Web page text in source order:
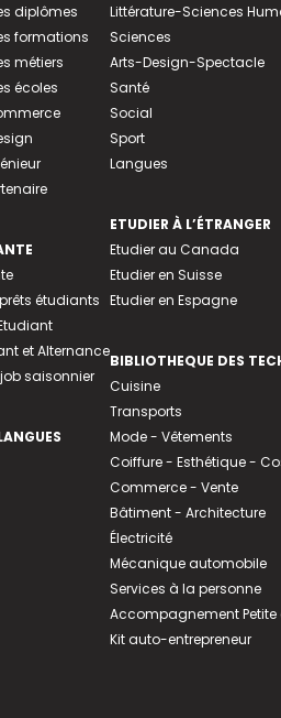
diplômes
formations
métiers
écoles
étudiants
et Alternance
saisonnier
Littérature-Sciences
Sciences
Arts-Design-Spectacle
Santé
Social
Sport
Langues
ETUDIER À L’ÉTRANGER
Etudier au Canada
Etudier en Suisse
Etudier en Espagne
BIBLIOTHEQUE DES
Cuisine
Transports
Mode - Vêtements
Coiffure - Esthétique -
Commerce - Vente
Bâtiment - Architecture
Électricité
Mécanique automobile
Services à la personne
Accompagnement Petite
Kit auto-entrepreneur